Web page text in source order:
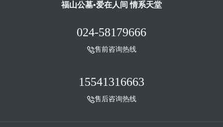
福山公墓•爱在人间 情系天堂
024-58179666
售前咨询热线
15541316663
售后咨询热线